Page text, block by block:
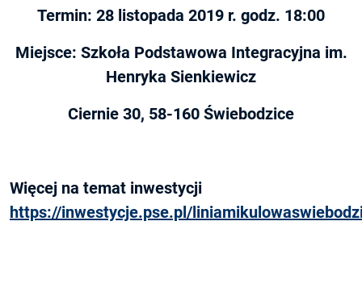
Termin: 28 listopada 2019 r. godz. 18:00
Miejsce: Szkoła Podstawowa Integracyjna im.
Henryka Sienkiewicz
Ciernie 30, 58-160 Świebodzice
Więcej na temat inwestycji
https://inwestycje.pse.pl/